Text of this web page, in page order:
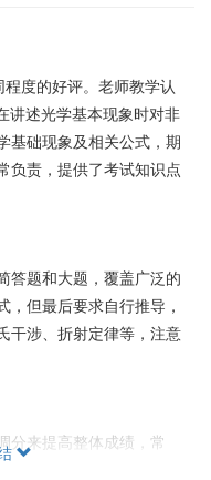
度的好评。老师教学认
讲述光学基本现象时对非
基础现象及相关公式，期
负责，提供了考试知识点
答题和大题，覆盖广泛的
但最后要求自行推导，
干涉、折射定律等，注意
分来提高整体成绩，常